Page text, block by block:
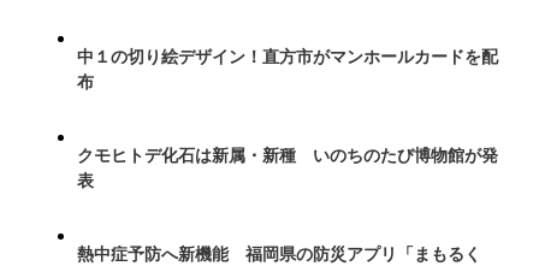
中１の切り絵デザイン！直方市がマンホールカードを配
布
クモヒトデ化石は新属・新種 いのちのたび博物館が発
表
熱中症予防へ新機能 福岡県の防災アプリ「まもるく